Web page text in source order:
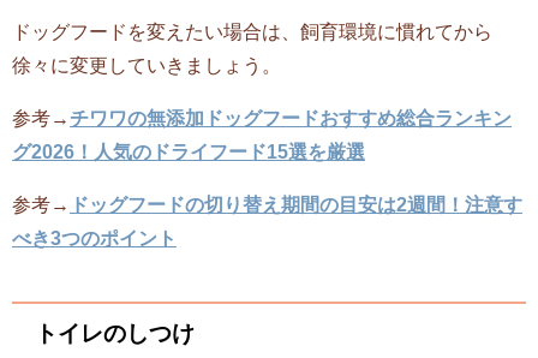
ドッグフードを変えたい場合は、飼育環境に慣れてから
徐々に変更していきましょう。
参考→チワワの無添加ドッグフードおすすめ総合ランキン
グ2026！人気のドライフード15選を厳選
参考→
ドッグフードの切り替え期間の目安は2週間！注意す
べき3つのポイント
トイレのしつけ